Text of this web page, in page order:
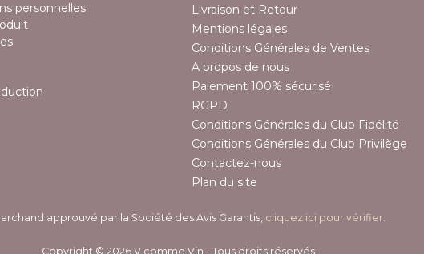
personnelles
Livraison et Retour
Mentions légales
Conditions Générales de Ventes
A propos de nous
Paiement 100% sécurisé
RGPD
Conditions Générales du Club Fidélité
Conditions Générales du Club Privilège
Contactez-nous
Plan du site
approuvé par la Société des Avis Garantis, cliquez ici pour vérifier.
Copyright © 2026 V comme Vin - Tous droits réservés.